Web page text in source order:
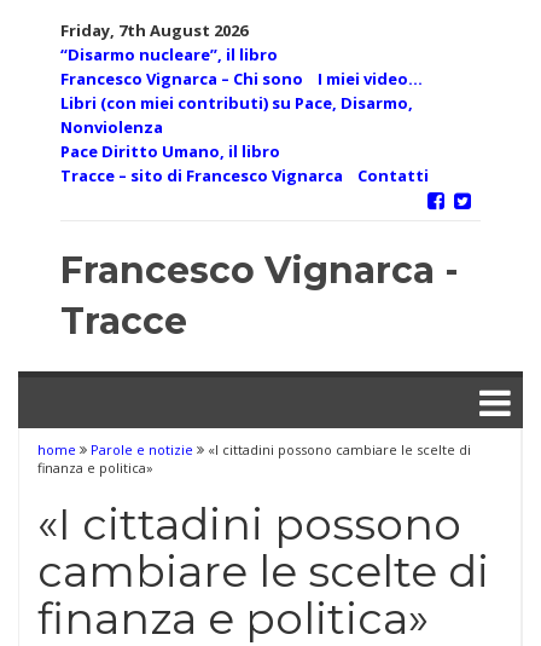
Friday, 7th August 2026
“Disarmo nucleare”, il libro
Francesco Vignarca – Chi sono
I miei video…
Libri (con miei contributi) su Pace, Disarmo,
Nonviolenza
Pace Diritto Umano, il libro
Tracce – sito di Francesco Vignarca
Contatti
Francesco Vignarca -
Tracce
home Parole e notizie
«I cittadini possono cambiare le scelte di
finanza e politica»
«I cittadini possono
cambiare le scelte di
finanza e politica»